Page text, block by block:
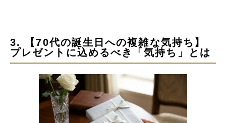
3. 【70代の誕生日への複雑な気持ち】
プレゼントに込めるべき「気持ち」とは